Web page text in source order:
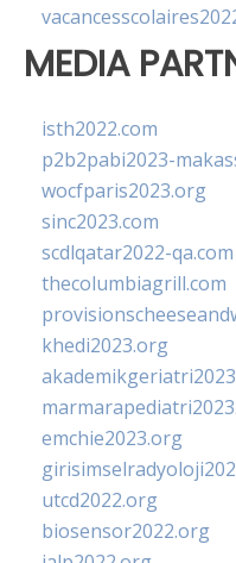
MEDIA
isth2022.com
p2b2pabi2023-
wocfparis2023.org
sinc2023.com
scdlqatar2022-qa.com
thecolumbiagrill.com
khedi2023.org
emchie2023.org
utcd2022.org
biosensor2022.org